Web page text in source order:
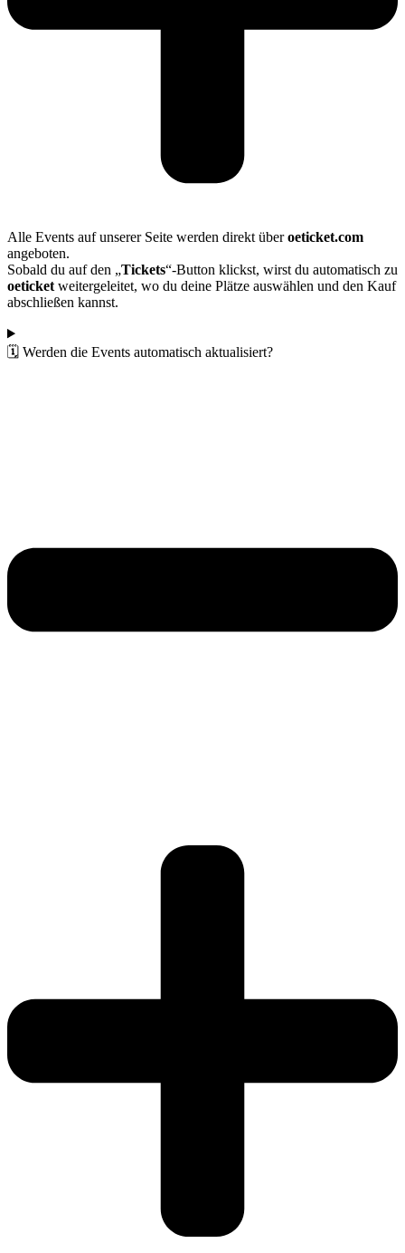
Alle Events auf unserer Seite werden direkt überoeticket.com
angeboten.
Sobald du auf den „Tickets“-Button klickst, wirst du automatisch zu
oeticketweitergeleitet, wo du deine Plätze auswählen und den Kauf
abschließen kannst.
🗓️ Werden die Events automatisch aktualisiert?